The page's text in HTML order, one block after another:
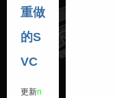
重做
的S
VC
更新n